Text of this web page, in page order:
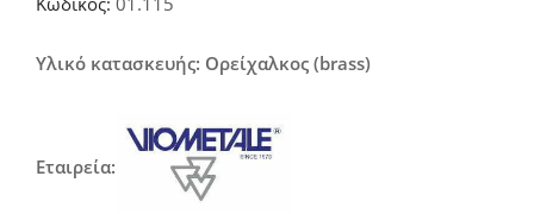
3,40€
through
Υλικό κατασκευής: Ορείχαλκος (brass)
Εταιρεία: